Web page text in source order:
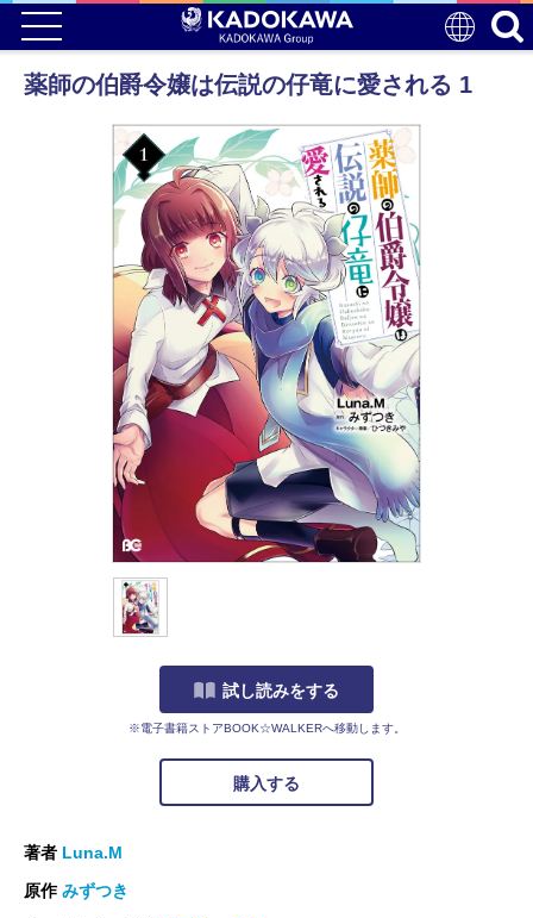
薬師の伯爵令嬢は伝説の仔竜に愛される 1
試し読みをする
※電子書籍ストアBOOK☆WALKERへ移動します。
購入する
著者 Luna.M
原作みずつき